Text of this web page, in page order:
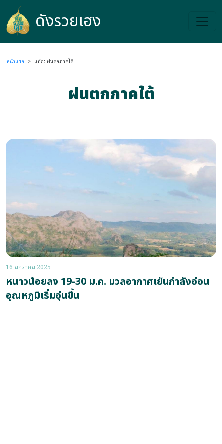
ดังรวยเฮง
ดังรวยเฮง
หน้าแรก > แท็ก: ฝนตกภาคใต้
ฝนตกภาคใต้
16 มกราคม 2025
หนาวน้อยลง 19-30 ม.ค. มวลอากาศเย็นกำลังอ่อน
อุณหภูมิเริ่มอุ่นขึ้น